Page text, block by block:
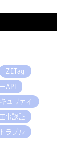
ZETag
API
ュリティ
事認証
ラブル